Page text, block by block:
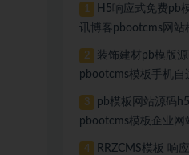
1
H5响应式免费pb
讯博客pbootcms网站
2
装饰建材pb模版
pbootcms模板手机自
3
pb模板网站源码
pbootcms模板企业网
4
RRZCMS模板 响